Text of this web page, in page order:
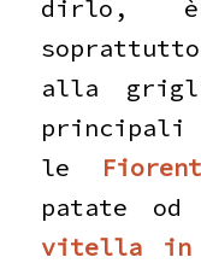
alla
le
patate
vitella in